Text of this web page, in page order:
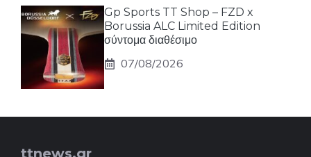
Gp Sports TT Shop – FZD x
Borussia ALC Limited Edition
σύντομα διαθέσιμο
07/08/2026